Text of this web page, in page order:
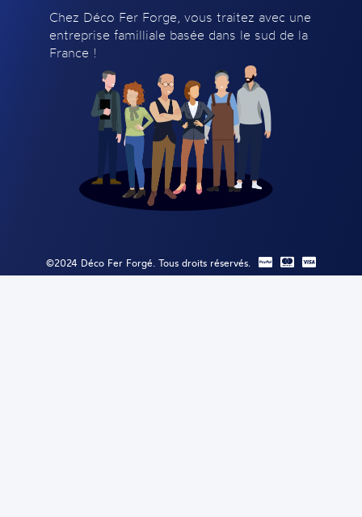
Chez Déco Fer Forge, vous traitez avec une
entreprise familliale basée dans le sud de la
France !
©2024 Déco Fer Forgé. Tous droits réservés.